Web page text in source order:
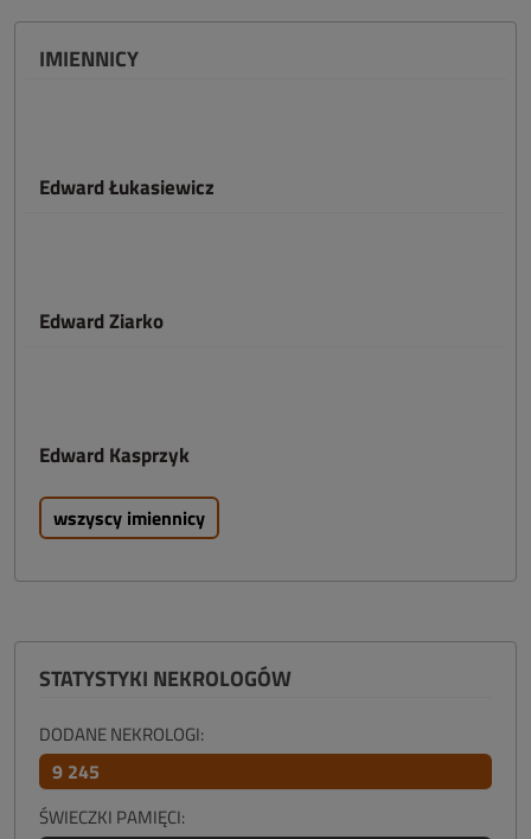
IMIENNICY
Edward Łukasiewicz
Edward Ziarko
Edward Kasprzyk
wszyscy imiennicy
STATYSTYKI NEKROLOGÓW
DODANE NEKROLOGI:
9 245
ŚWIECZKI PAMIĘCI: